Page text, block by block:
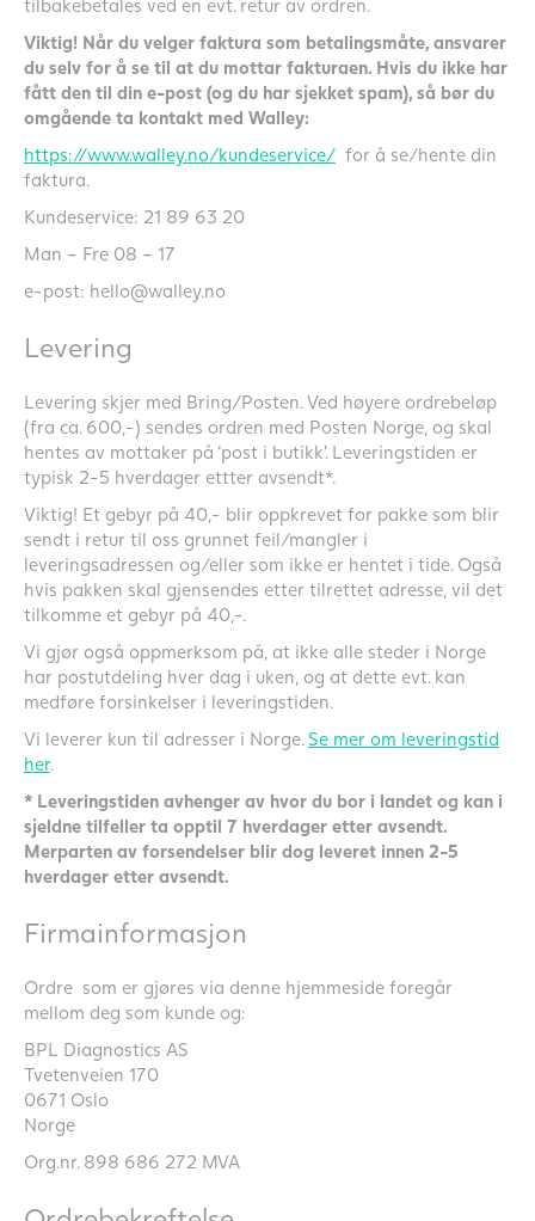
tilbakebetales ved en evt. retur av ordren.
Viktig! Når du velger faktura som betalingsmåte, ansvarer
du selv for å se til at du mottar fakturaen. Hvis du ikke har
fått den til din e-post (og du har sjekket spam), så bør du
omgående ta kontakt med Walley:
https://www.walley.no/kundeservice/ for å se/hente din
faktura.
Kundeservice: 21 89 63 20
Man – Fre 08 – 17
e-post: hello@walley.no
Levering
Levering skjer med Bring/Posten. Ved høyere ordrebeløp
(fra ca. 600,-) sendes ordren med Posten Norge, og skal
hentes av mottaker på ‘post i butikk’. Leveringstiden er
typisk 2-5 hverdager ettter avsendt*.
Viktig! Et gebyr på 40,- blir oppkrevet for pakke som blir
sendt i retur til oss grunnet feil/mangler i
leveringsadressen og/eller som ikke er hentet i tide. Også
hvis pakken skal gjensendes etter tilrettet adresse, vil det
tilkomme et gebyr på 40,-.
Vi gjør også oppmerksom på, at ikke alle steder i Norge
har postutdeling hver dag i uken, og at dette evt. kan
medføre forsinkelser i leveringstiden.
Vi leverer kun til adresser i Norge. Se mer om leveringstid
her.
* Leveringstiden avhenger av hvor du bor i landet og kan i
sjeldne tilfeller ta opptil 7 hverdager etter avsendt.
Merparten av forsendelser blir dog leveret innen 2-5
hverdager etter avsendt.
Firmainformasjon
Ordre som er gjøres via denne hjemmeside foregår
mellom deg som kunde og:
BPL Diagnostics AS
Tvetenveien 170
0671 Oslo
Norge
Org.nr. 898 686 272 MVA